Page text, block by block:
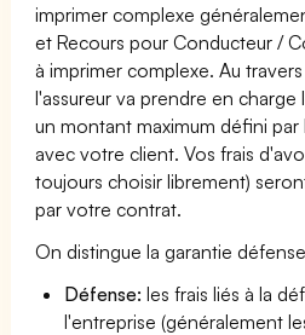
imprimer complexe
et Recours pour Conducteur /
à imprimer complexe. Au
l'assureur va prendre en charge
un montant maximum défini
avec votre client. Vos frais
toujours choisir librement)
par votre contrat.
On distingue la garantie
Défense: les frais liés à la
l'entreprise (généralement